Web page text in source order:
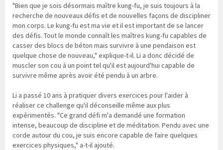
"Bien que je sois désormais maître kung-fu, je suis toujours à la
recherche de nouveaux défis et de nouvelles façons de discipliner
mon corps. Le kung-fu est ma vie et il est important de se lancer
des défis. Tout le monde connaît les maîtres kung-fu capables de
casser des blocs de béton mais survivre à une pendaison est
quelque chose de nouveau," explique-t-il. Li a donc décidé de
muscler son cou à un point tel qu'il est aujourd'hui capable de
survivre même après avoir été pendu à un arbre.
Li a passé 10 ans à pratiquer divers exercices pour l'aider à
réaliser ce challenge qu'il déconseille même aux plus
expérimentés. "Ce grand défi m'a demandé une formation
intense, beaucoup de discipline et de méditation. Pendu avec une
corde autour du cou, je suis encore capable de faire quelques
exercices physiques," a-t-il ajouté.